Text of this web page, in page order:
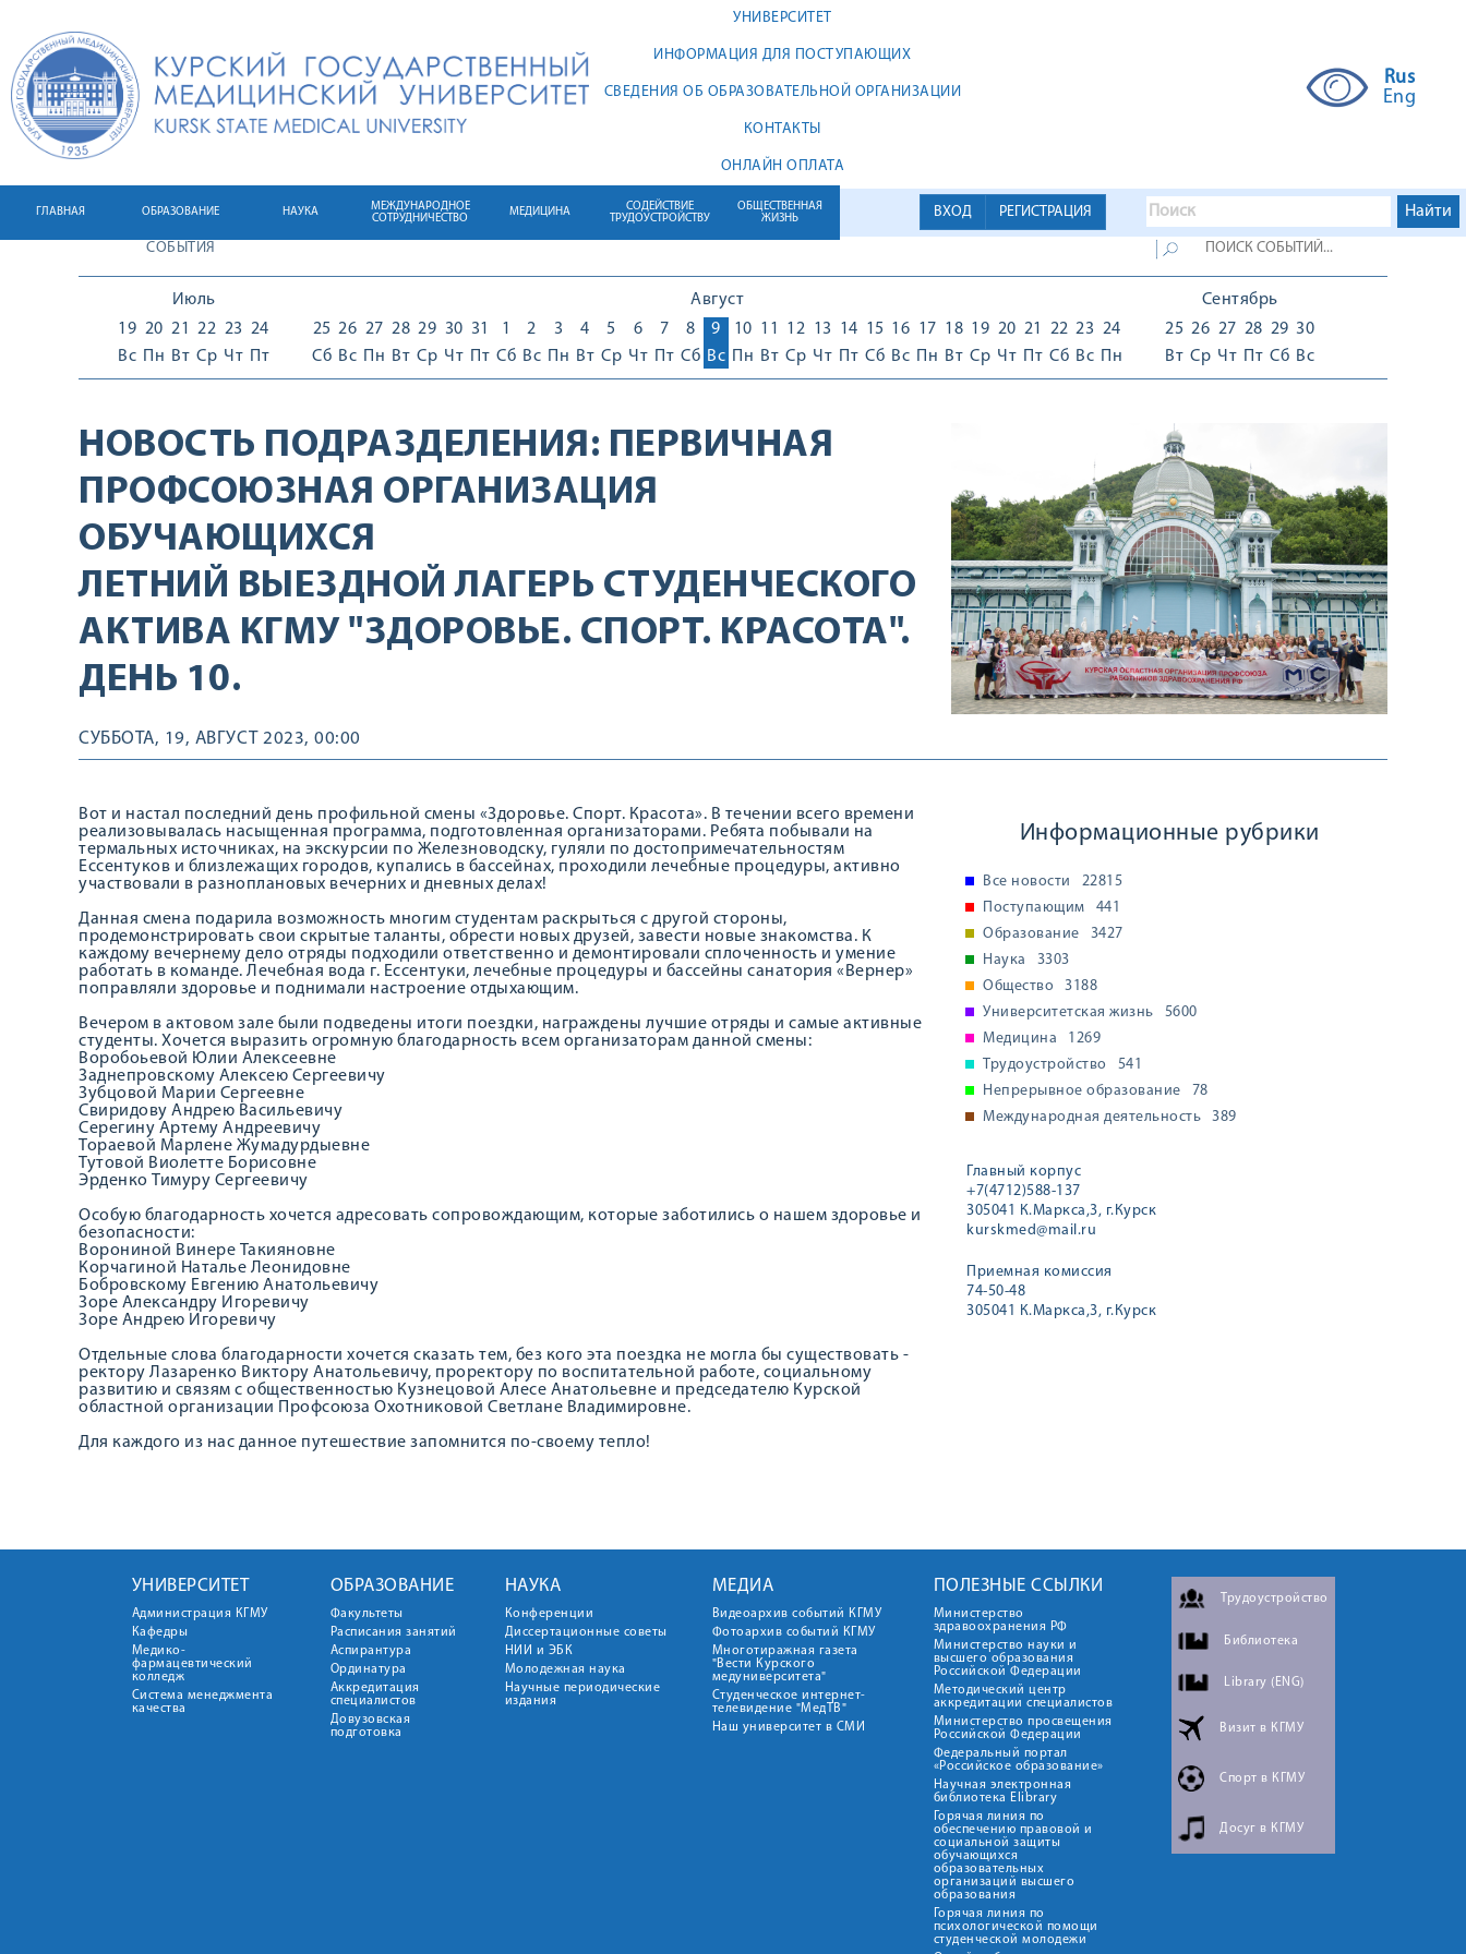
УНИВЕРСИТЕТ
ИНФОРМАЦИЯ ДЛЯ ПОСТУПАЮЩИХ
СВЕДЕНИЯ ОБ ОБРАЗОВАТЕЛЬНОЙ ОРГАНИЗАЦИИ
КОНТАКТЫ
ОНЛАЙН ОПЛАТА
Rus
Eng
ВХОД РЕГИСТРАЦИЯ
ГЛАВНАЯ ОБРАЗОВАНИЕ НАУКА
МЕЖДУНАРОДНОЕ
СОТРУДНИЧЕСТВО
МЕДИЦИНА
СОДЕЙСТВИЕ
ТРУДОУСТРОЙСТВУ
ОБЩЕСТВЕННАЯ
ЖИЗНЬ
СОБЫТИЯ
Июль
19
Вс
20
Пн
21
Вт
22
Ср
23
Чт
24
Пт
Август
25
Сб
26
Вс
27
Пн
28
Вт
29
Ср
30
Чт
31
Пт
1
Сб
2
Вс
3
Пн
4
Вт
5
Ср
6
Чт
7
Пт
8
Сб
9
Вс
10
Пн
11
Вт
12
Ср
13
Чт
14
Пт
15
Сб
16
Вс
17
Пн
18
Вт
19
Ср
20
Чт
21
Пт
22
Сб
23
Вс
24
Пн
Сентябрь
25
Вт
26
Ср
27
Чт
28
Пт
29
Сб
30
Вс
НОВОСТЬ ПОДРАЗДЕЛЕНИЯ: ПЕРВИЧНАЯ
ПРОФСОЮЗНАЯ ОРГАНИЗАЦИЯ
ОБУЧАЮЩИХСЯ
ЛЕТНИЙ ВЫЕЗДНОЙ ЛАГЕРЬ СТУДЕНЧЕСКОГО
АКТИВА КГМУ "ЗДОРОВЬЕ. СПОРТ. КРАСОТА".
ДЕНЬ 10.
СУББОТА, 19, АВГУСТ 2023, 00:00
Вот и настал последний день профильной смены «Здоровье. Спорт. Красота». В течении всего времени
реализовывалась насыщенная программа, подготовленная организаторами. Ребята побывали на
термальных источниках, на экскурсии по Железноводску, гуляли по достопримечательностям
Ессентуков и близлежащих городов, купались в бассейнах, проходили лечебные процедуры, активно
участвовали в разноплановых вечерних и дневных делах!
Данная смена подарила возможность многим студентам раскрыться с другой стороны,
продемонстрировать свои скрытые таланты, обрести новых друзей, завести новые знакомства. К
каждому вечернему дело отряды подходили ответственно и демонтировали сплоченность и умение
работать в команде. Лечебная вода г. Ессентуки, лечебные процедуры и бассейны санатория «Вернер»
поправляли здоровье и поднимали настроение отдыхающим.
Вечером в актовом зале были подведены итоги поездки, награждены лучшие отряды и самые активные
студенты. Хочется выразить огромную благодарность всем организаторам данной смены:
Воробоьевой Юлии Алексеевне
Заднепровскому Алексею Сергеевичу
Зубцовой Марии Сергеевне
Свиридову Андрею Васильевичу
Серегину Артему Андреевичу
Тораевой Марлене Жумадурдыевне
Тутовой Виолетте Борисовне
Эрденко Тимуру Сергеевичу
Особую благодарность хочется адресовать сопровождающим, которые заботились о нашем здоровье и
безопасности:
Ворониной Винере Такияновне
Корчагиной Наталье Леонидовне
Бобровскому Евгению Анатольевичу
Зоре Александру Игоревичу
Зоре Андрею Игоревичу
Отдельные слова благодарности хочется сказать тем, без кого эта поездка не могла бы существовать -
ректору Лазаренко Виктору Анатольевичу, проректору по воспитательной работе, социальному
развитию и связям с общественностью Кузнецовой Алесе Анатольевне и председателю Курской
областной организации Профсоюза Охотниковой Светлане Владимировне.
Для каждого из нас данное путешествие запомнится по-своему тепло!
Информационные рубрики
Все новости
22815
Поступающим
441
Образование
3427
Наука
3303
Общество
3188
Университетская жизнь
5600
Медицина
1269
Трудоустройство
541
Непрерывное образование
78
Международная деятельность
389
Главный корпус
+7(4712)588-137
305041 К.Маркса,3, г.Курск
kurskmed@mail.ru
Приемная комиссия
74-50-48
305041 К.Маркса,3, г.Курск
УНИВЕРСИТЕТ
Администрация КГМУ
Кафедры
Медико-
фармацевтический
колледж
Система менеджмента
качества
ОБРАЗОВАНИЕ
Факультеты
Расписания занятий
Аспирантура
Ординатура
Аккредитация
специалистов
Довузовская
подготовка
НАУКА
Конференции
Диссертационные советы
НИИ и ЭБК
Молодежная наука
Научные периодические
издания
МЕДИА
Видеоархив событий КГМУ
Фотоархив событий КГМУ
Многотиражная газета
"Вести Курского
медуниверситета"
Студенческое интернет-
телевидение "МедТВ"
Наш университет в СМИ
ПОЛЕЗНЫЕ ССЫЛКИ
Министерство
здравоохранения РФ
Министерство науки и
высшего образования
Российской Федерации
Методический центр
аккредитации специалистов
Министерство просвещения
Российской Федерации
Федеральный портал
«Российское образование»
Научная электронная
библиотека Elibrary
Горячая линия по
обеспечению правовой и
социальной защиты
обучающихся
образовательных
организаций высшего
образования
Горячая линия по
психологической помощи
студенческой молодежи
Трудоустройство
Библиотека
Library (ENG)
Визит в КГМУ
Спорт в КГМУ
Досуг в КГМУ